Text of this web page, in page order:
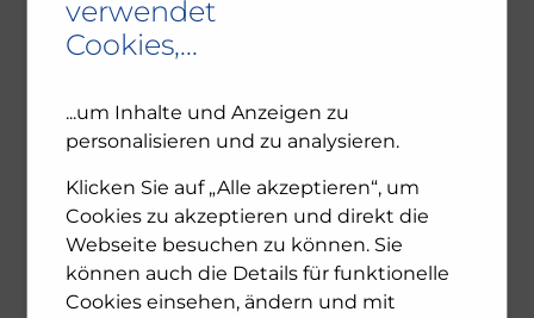
„Die Welt ist nicht schwarz und weiß“-
Beitrag im NU Magazin
NUNU.at besuchen Christian Ultsch,
stellvertretender Chefredakteur der Tageszeitung
„Die Pre ...
verwendet
Cookies,...
...um Inhalte und Anzeigen zu
personalisieren und zu analysieren.
Klicken Sie auf „Alle akzeptieren“, um
Cookies zu akzeptieren und direkt die
Webseite besuchen zu können. Sie
können auch die Details für funktionelle
Cookies einsehen, ändern und mit